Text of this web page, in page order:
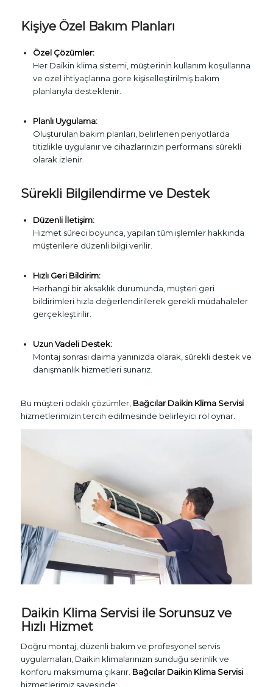
Kişiye Özel Bakım Planları
Özel Çözümler:
Her Daikin klima sistemi, müşterinin kullanım koşullarına
ve özel ihtiyaçlarına göre kişiselleştirilmiş bakım
planlarıyla desteklenir.
Planlı Uygulama:
Oluşturulan bakım planları, belirlenen periyotlarda
titizlikle uygulanır ve cihazlarınızın performansı sürekli
olarak izlenir.
Sürekli Bilgilendirme ve Destek
Düzenli İletişim:
Hizmet süreci boyunca, yapılan tüm işlemler hakkında
müşterilere düzenli bilgi verilir.
Hızlı Geri Bildirim:
Herhangi bir aksaklık durumunda, müşteri geri
bildirimleri hızla değerlendirilerek gerekli müdahaleler
gerçekleştirilir.
Uzun Vadeli Destek:
Montaj sonrası daima yanınızda olarak, sürekli destek ve
danışmanlık hizmetleri sunarız.
Bu müşteri odaklı çözümler, Bağcılar Daikin Klima Servisi
hizmetlerimizin tercih edilmesinde belirleyici rol oynar.
Daikin Klima Servisi ile Sorunsuz ve
Hızlı Hizmet
Doğru montaj, düzenli bakım ve profesyonel servis
uygulamaları, Daikin klimalarınızın sunduğu serinlik ve
konforu maksimuma çıkarır. Bağcılar Daikin Klima Servisi
hizmetlerimiz sayesinde: